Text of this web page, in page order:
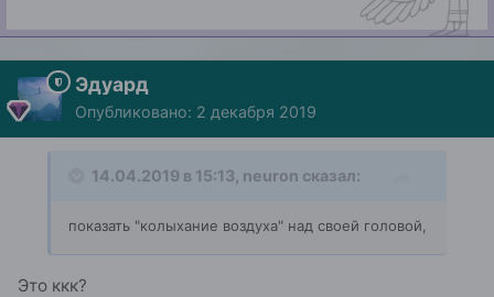
Эдуард
Опубликовано: 2 декабря 2019
14.04.2019 в 15:13, neuron сказал:
показать "колыхание воздуха" над своей головой,
Это ккк?